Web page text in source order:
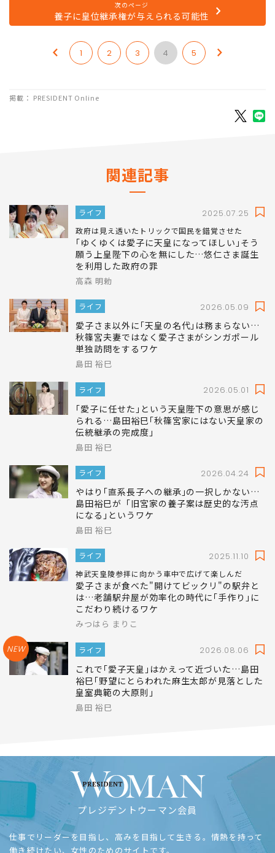
次のページ
養子に皇位継承権が与えられる可能性
1 2 3 4 5
掲載： PRESIDENT Online
関連記事
ライフ 2025.07.25
政府は見え透いたトリックで国民を錯覚させた
｢ゆくゆくは愛子に天皇になってほしい｣そう
願う上皇陛下の心を無にした…悠仁さま誕生
を利用した政府の罪
高森 明勅
ライフ 2026.05.09
愛子さま以外に｢天皇の名代｣は務まらない…
秋篠宮夫妻ではなく愛子さまがシンガポール
単独訪問をするワケ
島田 裕巳
ライフ 2026.05.01
｢愛子に任せた｣という天皇陛下の意思が感じ
られる…島田裕巳｢秋篠宮家にはない天皇家の
伝統継承の完成度｣
島田 裕巳
ライフ 2026.04.24
やはり｢直系長子への継承｣の一択しかない…
島田裕巳が「旧宮家の養子案は歴史的な汚点
になる｣というワケ
島田 裕巳
ライフ 2025.11.10
神武天皇陵参拝に向かう車中で広げて楽しんだ
愛子さまが食べた"開けてビックリ"の駅弁と
は…老舗駅弁屋が効率化の時代に｢手作り｣に
こだわり続けるワケ
みつはら まりこ
NEW ライフ 2026.08.06
これで｢愛子天皇｣はかえって近づいた…島田
裕巳｢野望にとらわれた麻生太郎が見落とした
皇室典範の大原則｣
島田 裕巳
プレジデントウーマン会員
仕事でリーダーを目指し、高みを目指して生きる。情熱を持って
働き続けたい、女性のためのサイトです。